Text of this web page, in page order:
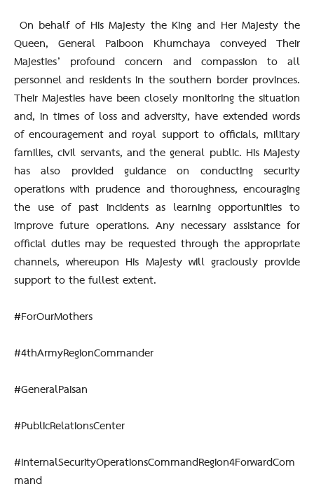
On behalf of His Majesty the King and Her Majesty the
Queen, General Paiboon Khumchaya conveyed Their
Majesties’ profound concern and compassion to all
personnel and residents in the southern border provinces.
Their Majesties have been closely monitoring the situation
and, in times of loss and adversity, have extended words
of encouragement and royal support to officials, military
families, civil servants, and the general public. His Majesty
has also provided guidance on conducting security
operations with prudence and thoroughness, encouraging
the use of past incidents as learning opportunities to
improve future operations. Any necessary assistance for
official duties may be requested through the appropriate
channels, whereupon His Majesty will graciously provide
support to the fullest extent.
#ForOurMothers
#4thArmyRegionCommander
#GeneralPaisan
#PublicRelationsCenter
#InternalSecurityOperationsCommandRegion4ForwardCom
mand